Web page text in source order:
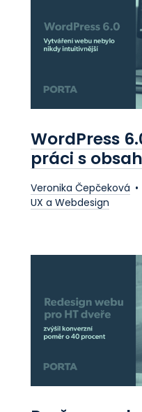
WordPress
práci s
Veronika Čepčeková
UX a Webdesign